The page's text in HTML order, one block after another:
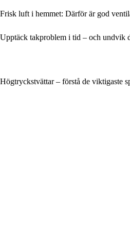
Frisk luft i hemmet: Därför är god
Upptäck takproblem i tid – och undvik
Högtryckstvättar – förstå de viktigaste